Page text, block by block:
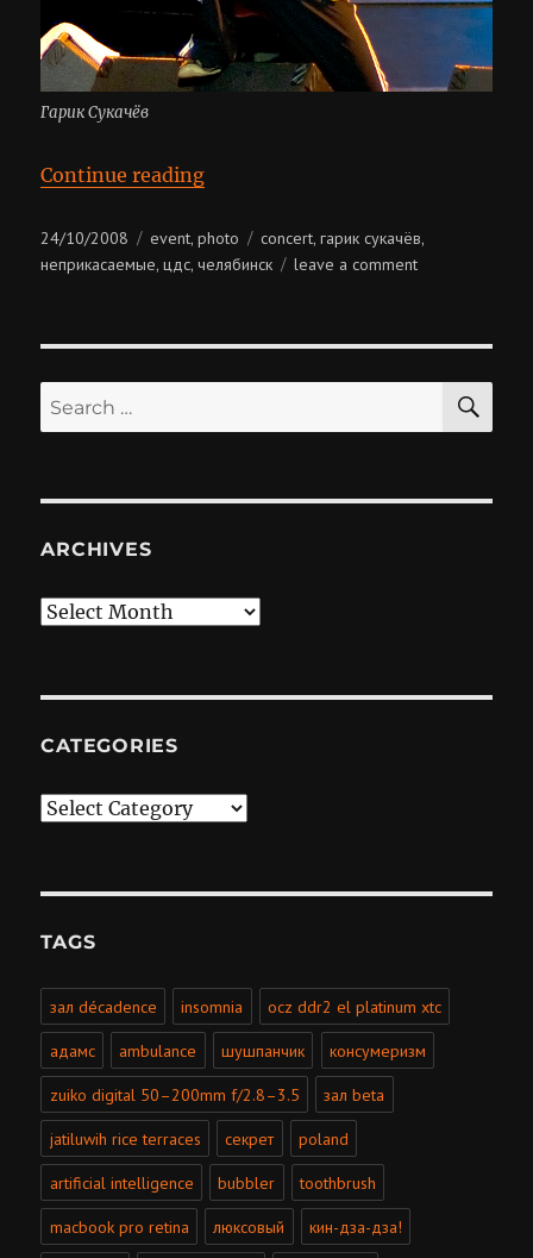
Гарик Сукачёв
Continue reading“Гарик Сукачёв @ ЦДС”
Posted
on
24/10/2008 Categories
event,photo Tags
concert,гарик сукачёв,
неприкасаемые,цдс,челябинск leave a commenton
@
Search
for:
ARCHIVES
Archives
CATEGORIES
Categories
TAGS
зал décadence insomnia ocz ddr2 el platinum xtc
адамс ambulance шушпанчик консумеризм
zuiko digital 50–200mm f/2.8–3.5 зал beta
jatiluwih rice terraces секрет poland
artificial intelligence bubbler toothbrush
macbook pro retina люксовый кин-дза-дза!